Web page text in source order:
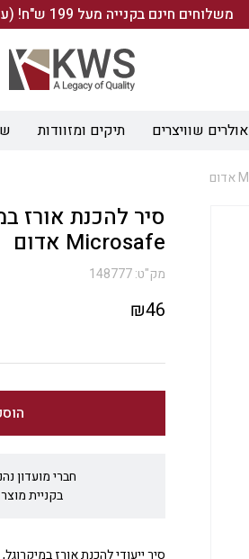
משלוחים חינם בקנייה מעל 199 ש"ח! (עד 5 ימי עסקים)
אולרים שוויצרים תיקים ומזוודות
Microsafe אדום
מק"ט:148777
₪46
חברי מועדון
בקניית